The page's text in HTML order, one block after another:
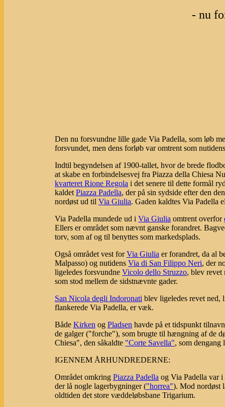
- nu
Den nu forsvundne lille gade Via Padella, som løb
forsvundet, men dens forløb var omtrent som
Indtil begyndelsen af 1900-tallet, hvor de brede
at skabe en forbindelsesvej fra Piazza della Chiesa
kvarteret Rione Regola i det senere til dette formål
kaldet Piazza Padella, der på sin sydside efter den
nordøst ud til Via Giulia. Gaden kaldtes Via Padella
Via Padella mundede ud i Via Giulia omtrent overfor
Ellers er området som nævnt ganske forandret.
torv, som af og til benyttes som markedsplads.
Også området vest forVia Giulia er forandret, da al
Malpasso) og nutidens Via di San Filippo Neri, der
ligeledes forsvundne Vicolo dello Struzzo, blev revet
som stod mellem de sidstnævnte gader.
San Nicola degli Indoronati blev ligeledes revet ned,
flankerede Via Padella, er væk.
Både Kirken og Pladsen havde på et tidspunkt
de galger ("forche"), som brugte til hængning af de
Chiesa", den såkaldte "Corte Savella", som dengang
IGENNEM ÅRHUNDREDERNE:
Området omkring Piazza Padella og Via Padella var
der lå nogle lagerbygninger ("horrea"). Mod nordøst
oldtiden det store væddeløbsbane Trigarium.